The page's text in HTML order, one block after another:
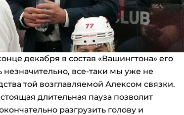
декабря в состав «Вашингтона» его
незначительно, все-таки мы уже не
той возглавляемой Алексом связки.
длительная пауза позволит
разгрузить голову и